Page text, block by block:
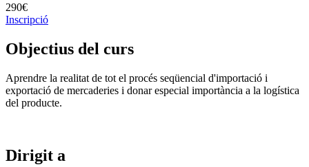
290€
Inscripció
Objectius del curs
Aprendre la realitat de tot el procés seqüencial d'importació i
exportació de mercaderies i donar especial importància a la logística
del producte.
Dirigit a